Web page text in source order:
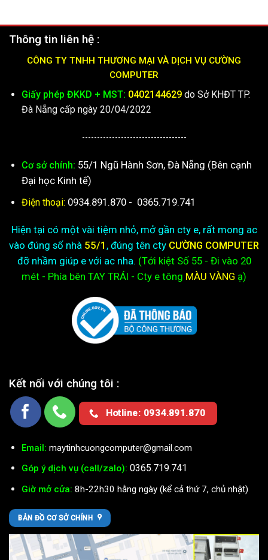
Thông tin liên hệ :
CÔNG TY TNHH THƯƠNG MẠI VÀ DỊCH VỤ CƯỜNG
COMPUTER
Giấy phép ĐKKD + MST: 0402144629do Sở KHĐT TP.
Đà Nẵng cấp ngày 20/04/2022
-----------------------------------
Cơ sở chính: 55/1 Ngũ Hành Sơn, Đà Nẵng (Bên cạnh
Đại học Kinh tế)
Điện thoại: 0934.891.870 - 0365.719.741
Hiện tại có một vài tiệm nhỏ, mở gần cty e, rất mong ac
vào đúng số nhà 55/1 , đúng tên cty CƯỜNG COMPUTER
đỡ nhầm giúp e với ac nha. (Tới kiệtSố 55 - Đi vào 20
mét - Phía bên TAY TRÁI - Cty e tông MÀU VÀNG ạ)
Kết nối với chúng tôi :
Hotline: 0934.891.870
Email: maytinhcuongcomputer@gmail.com
Góp ý dịch vụ (call/zalo): 0365.719.741
Giờ mở cửa: 8h-22h30 hằng ngày (kể cả thứ 7, chủ nhật)
BẢN ĐỒ CƠ SỞ CHÍNH